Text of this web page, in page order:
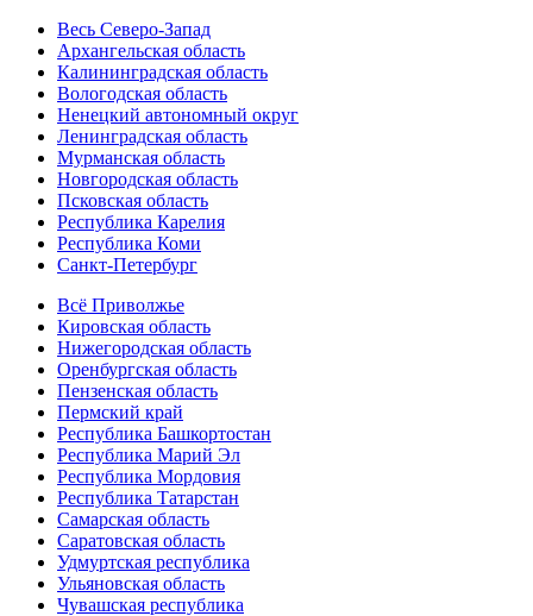
Весь Северо-Запад
Архангельская область
Калининградская область
Вологодская область
Ненецкий автономный округ
Ленинградская область
Мурманская область
Новгородская область
Псковская область
Республика Карелия
Республика Коми
Санкт-Петербург
Всё Приволжье
Кировская область
Нижегородская область
Оренбургская область
Пензенская область
Пермский край
Республика Башкортостан
Республика Марий Эл
Республика Мордовия
Республика Татарстан
Самарская область
Саратовская область
Удмуртская республика
Ульяновская область
Чувашская республика